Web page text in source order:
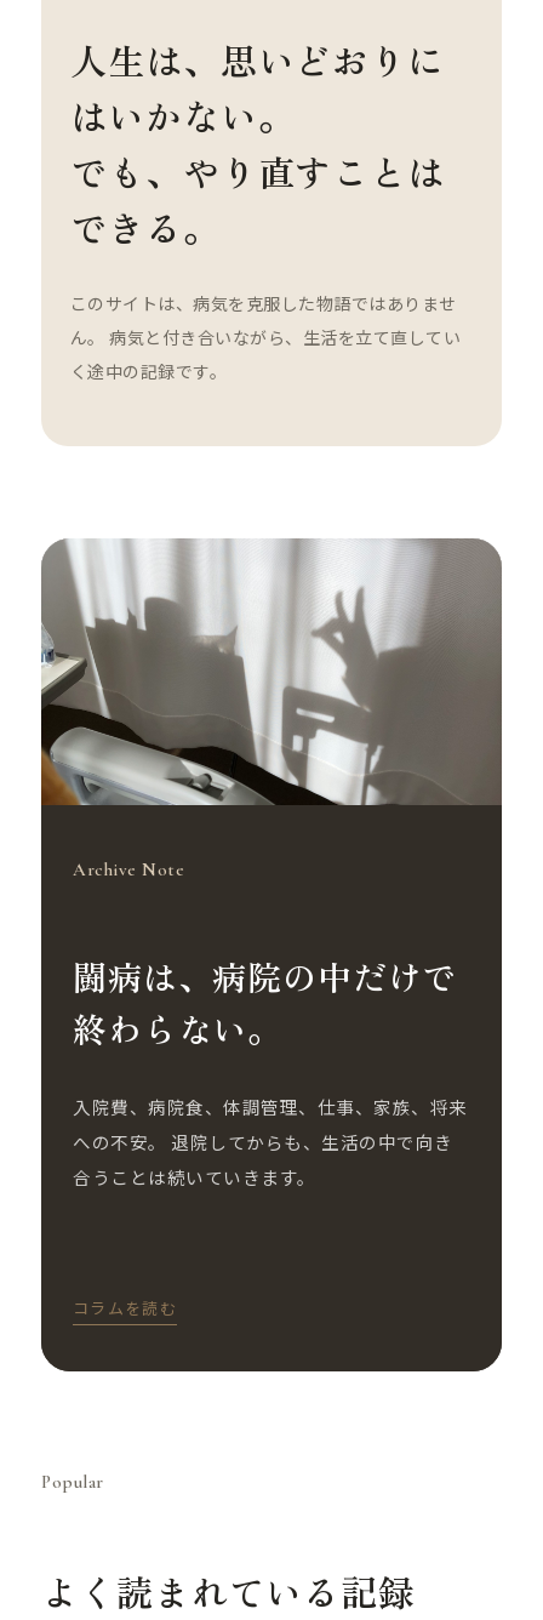
人生は、思いどおりに
はいかない。
でも、やり直すことは
できる。
このサイトは、病気を克服した物語ではありませ
ん。 病気と付き合いながら、生活を立て直してい
く途中の記録です。
Archive Note
闘病は、病院の中だけで
終わらない。
入院費、病院食、体調管理、仕事、家族、将来
への不安。 退院してからも、生活の中で向き
合うことは続いていきます。
コラムを読む
Popular
よく読まれている記録